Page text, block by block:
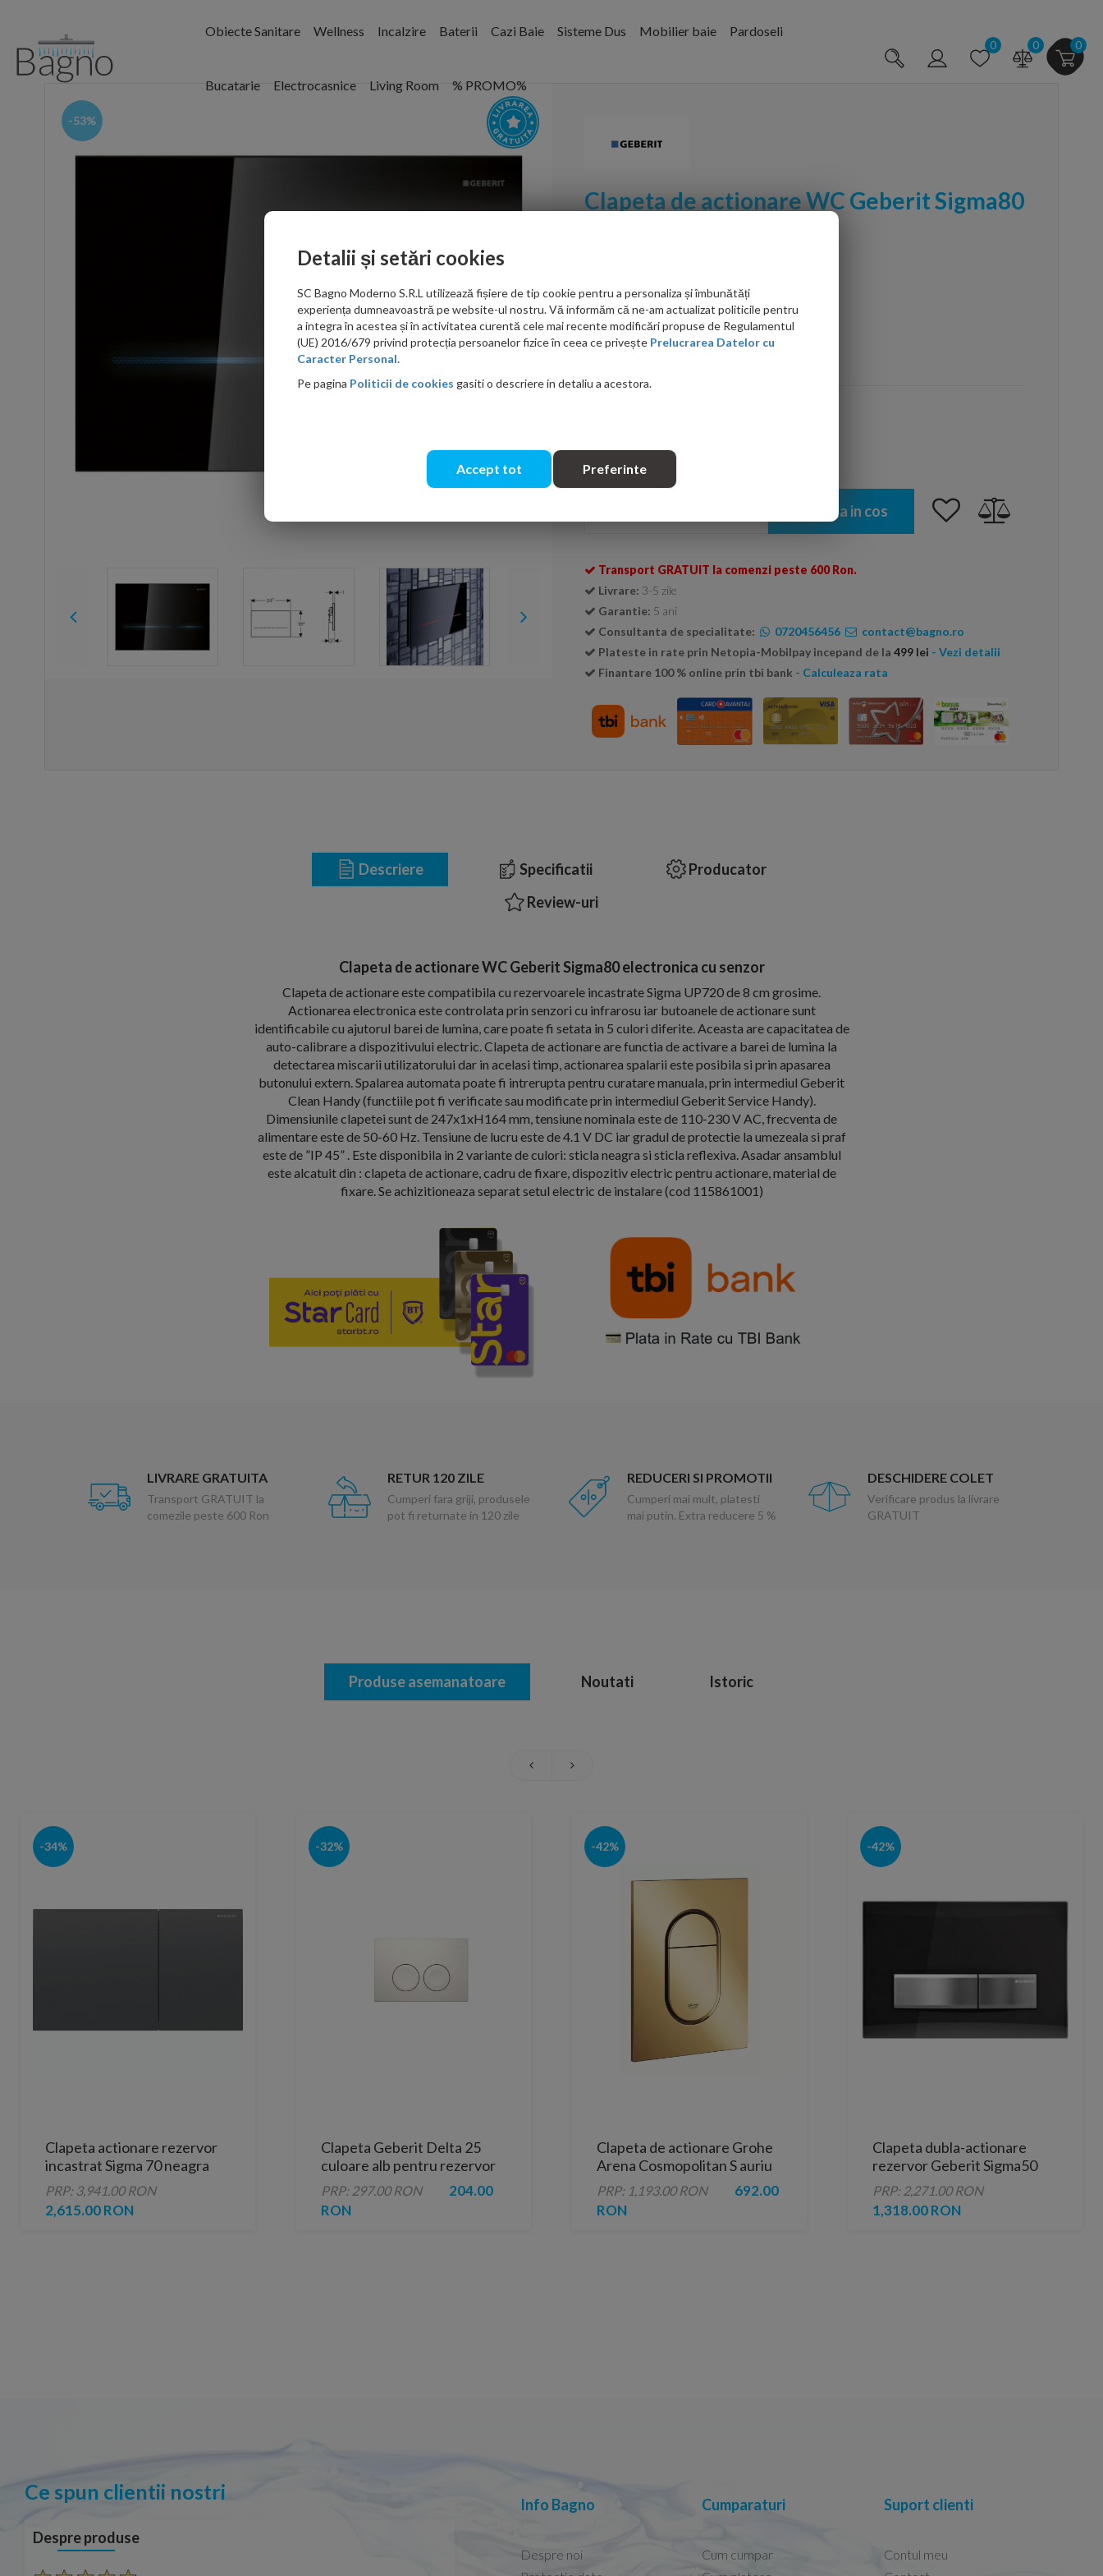
Obiecte Sanitare Wellness Incalzire Baterii Cazi Baie Sisteme Dus Mobilier baie Pardoseli
Bucatarie Electrocasnice Living Room % PROMO%
0 0 0
-53%
Clapeta de actionare WC Geberit Sigma80
PRP: 6,222.00 RON
2,986.00 RON
Adauga in cos
Transport GRATUIT la comenzi peste 600 Ron.
Livrare: 3-5 zile
Garantie: 5 ani
Consultanta de specialitate:
0720456456
contact@bagno.ro
Plateste in rate prin Netopia-Mobilpay incepand de la 499 lei - Vezi detalii
Finantare 100 % online prin tbi bank - Calculeaza rata
Descriere Specificatii
Producator
Review-uri
Clapeta de actionare WC Geberit Sigma80 electronica cu senzor
Clapeta de actionare este compatibila cu rezervoarele incastrate Sigma UP720 de 8 cm grosime.
Actionarea electronica este controlata prin senzori cu infrarosu iar butoanele de actionare sunt
identificabile cu ajutorul barei de lumina, care poate fi setata in 5 culori diferite. Aceasta are capacitatea de
auto-calibrare a dispozitivului electric. Clapeta de actionare are functia de activare a barei de lumina la
detectarea miscarii utilizatorului dar in acelasi timp, actionarea spalarii este posibila si prin apasarea
butonului extern. Spalarea automata poate fi intrerupta pentru curatare manuala, prin intermediul Geberit
Clean Handy (functiile pot fi verificate sau modificate prin intermediul Geberit Service Handy).
Dimensiunile clapetei sunt de 247x1xH164 mm, tensiune nominala este de 110-230 V AC, frecventa de
alimentare este de 50-60 Hz. Tensiune de lucru este de 4.1 V DC iar gradul de protectie la umezeala si praf
este de ”IP 45” . Este disponibila in 2 variante de culori: sticla neagra si sticla reflexiva. Asadar ansamblul
este alcatuit din : clapeta de actionare, cadru de fixare, dispozitiv electric pentru actionare, material de
fixare. Se achizitioneaza separat setul electric de instalare (cod 115861001)
LIVRARE GRATUITA
Transport GRATUIT la
comezile peste 600 Ron
RETUR 120 ZILE
Cumperi fara griji, produsele
pot fi returnate in 120 zile
REDUCERI SI PROMOTII
Cumperi mai mult, platesti
mai putin. Extra reducere 5 %
DESCHIDERE COLET
Verificare produs la livrare
GRATUIT
Produse asemanatoare Noutati Istoric
-34%
Clapeta actionare rezervor
incastrat Sigma 70 neagra
crom
PRP: 3,941.00 RON
2,615.00 RON
-32%
Clapeta Geberit Delta 25
culoare alb pentru rezervor
incastrat
PRP: 297.00 RON
204.00
RON
-42%
Clapeta de actionare Grohe
Arena Cosmopolitan S auriu
lucios Cool Sunrise
PRP: 1,193.00 RON
692.00
RON
-42%
Clapeta dubla-actionare
rezervor Geberit Sigma50
sticla fumurie reflexiva
PRP: 2,271.00 RON
1,318.00 RON
Ce spun clientii nostri
Despre produse
Info Bagno
Despre noi
Cumparaturi
Cum cumpar
Suport clienti
Contul meu
Detalii și setări cookies
SC Bagno Moderno S.R.L utilizează fișiere de tip cookie pentru a personaliza și îmbunătăți
experiența dumneavoastră pe website-ul nostru. Vă informăm că ne-am actualizat politicile pentru
a integra în acestea și în activitatea curentă cele mai recente modificări propuse de Regulamentul
(UE) 2016/679 privind protecția persoanelor fizice în ceea ce privește Prelucrarea Datelor cu
Caracter Personal.
Pe pagina Politicii de cookies gasiti o descriere in detaliu a acestora.
Accept tot Preferinte